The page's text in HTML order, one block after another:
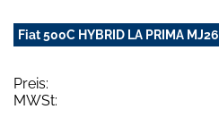
Fiat 500C HYBRID LA PRIMA MJ26
Preis:
MWSt: